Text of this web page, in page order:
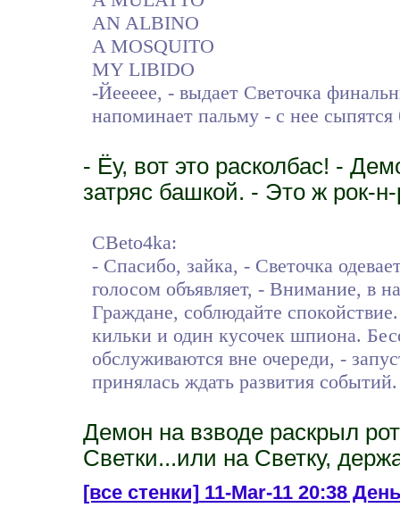
AN ALBINO
A MOSQUITO
MY LIBIDO
-Йеееее, - выдает Светочка
напоминает пальму - с нее сыпятся
- Ёу, вот это расколбас! -
затряс башкой. - Это ж рок-
CBeto4ka:
- Спасибо, зайка, - Светочка
голосом объявляет, - Внимание, в
Граждане, соблюдайте
кильки и один кусочек шпиона.
обслуживаются вне очереди, -
принялась ждать развития событий.
Демон на взводе раскрыл
Светки...или на Светку,
[все стенки]11-Mar-11 20:38